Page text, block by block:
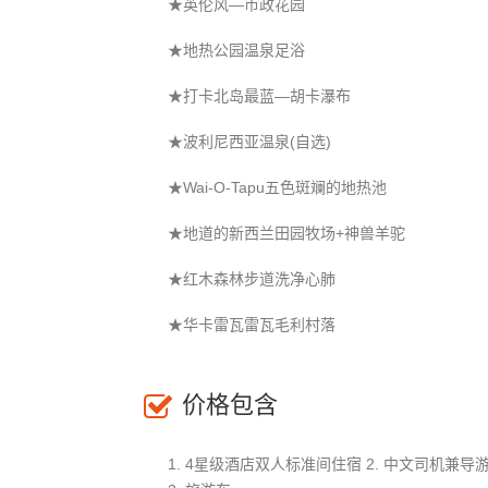
★英伦⻛―市政花园
★地热公园温泉足浴
★打卡北岛最蓝―胡卡瀑布
★波利尼西亚温泉(自选)
★Wai-O-Tapu五色斑斓的地热池
★地道的新西兰田园牧场+神兽羊驼
★红木森林步道洗净心肺
★华卡雷瓦雷瓦毛利村落
价格包含
1. 4星级酒店双人标准间住宿 2. 中文司机兼导